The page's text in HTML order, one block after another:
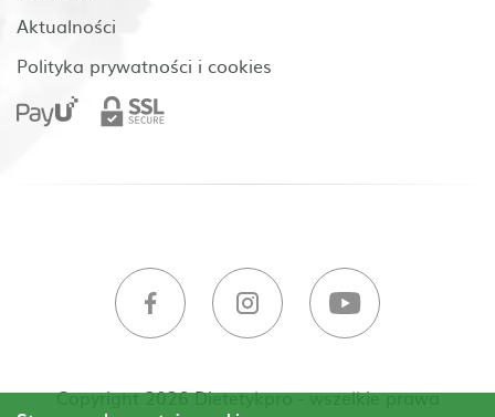
Aktualności
Polityka prywatności i cookies
Copyright 2026 Dietetykpro - wszelkie prawa